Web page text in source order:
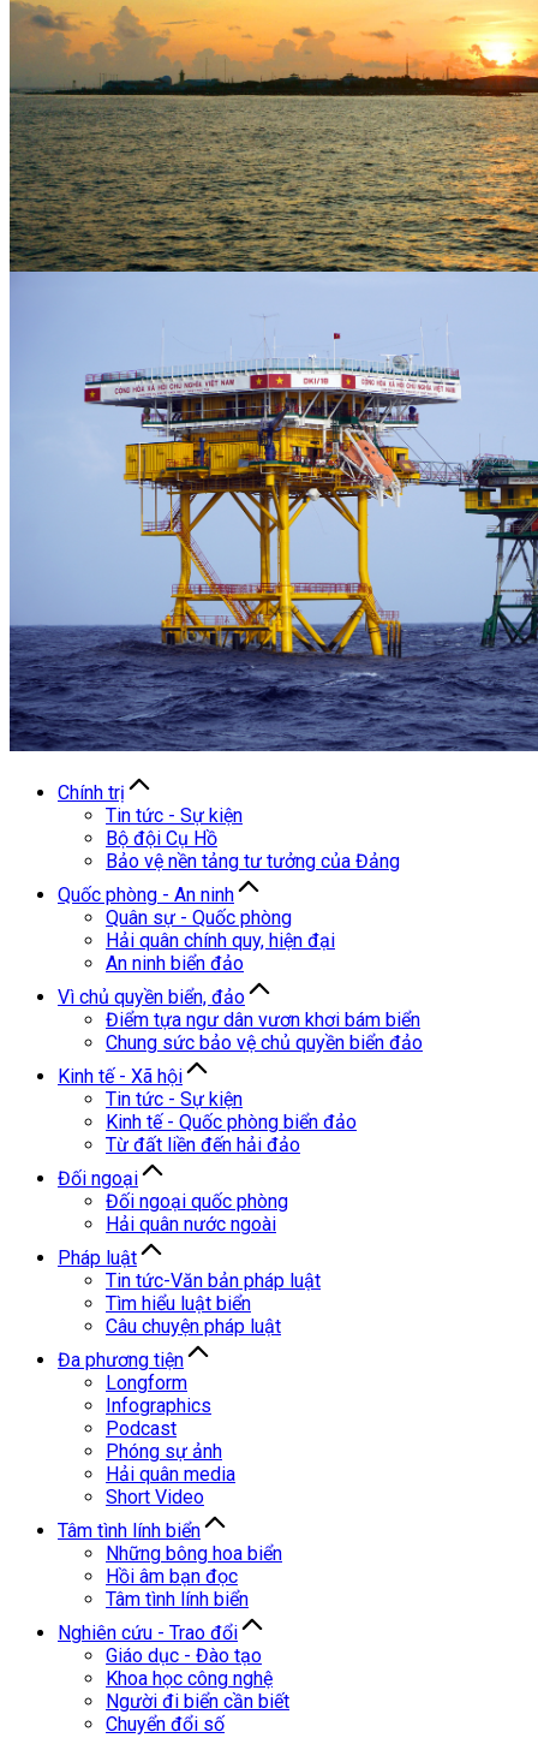
Chính trị
Tin tức - Sự kiện
Bộ đội Cụ Hồ
Bảo vệ nền tảng tư tưởng của Đảng
Quốc phòng - An ninh
Quân sự - Quốc phòng
Hải quân chính quy, hiện đại
An ninh biển đảo
Vì chủ quyền biển, đảo
Điểm tựa ngư dân vươn khơi bám biển
Chung sức bảo vệ chủ quyền biển đảo
Kinh tế - Xã hội
Tin tức - Sự kiện
Kinh tế - Quốc phòng biển đảo
Từ đất liền đến hải đảo
Đối ngoại
Đối ngoại quốc phòng
Hải quân nước ngoài
Pháp luật
Tin tức-Văn bản pháp luật
Tìm hiểu luật biển
Câu chuyện pháp luật
Đa phương tiện
Longform
Infographics
Podcast
Phóng sự ảnh
Hải quân media
Short Video
Tâm tình lính biển
Những bông hoa biển
Hồi âm bạn đọc
Tâm tình lính biển
Nghiên cứu - Trao đổi
Giáo dục - Đào tạo
Khoa học công nghệ
Người đi biển cần biết
Chuyển đổi số